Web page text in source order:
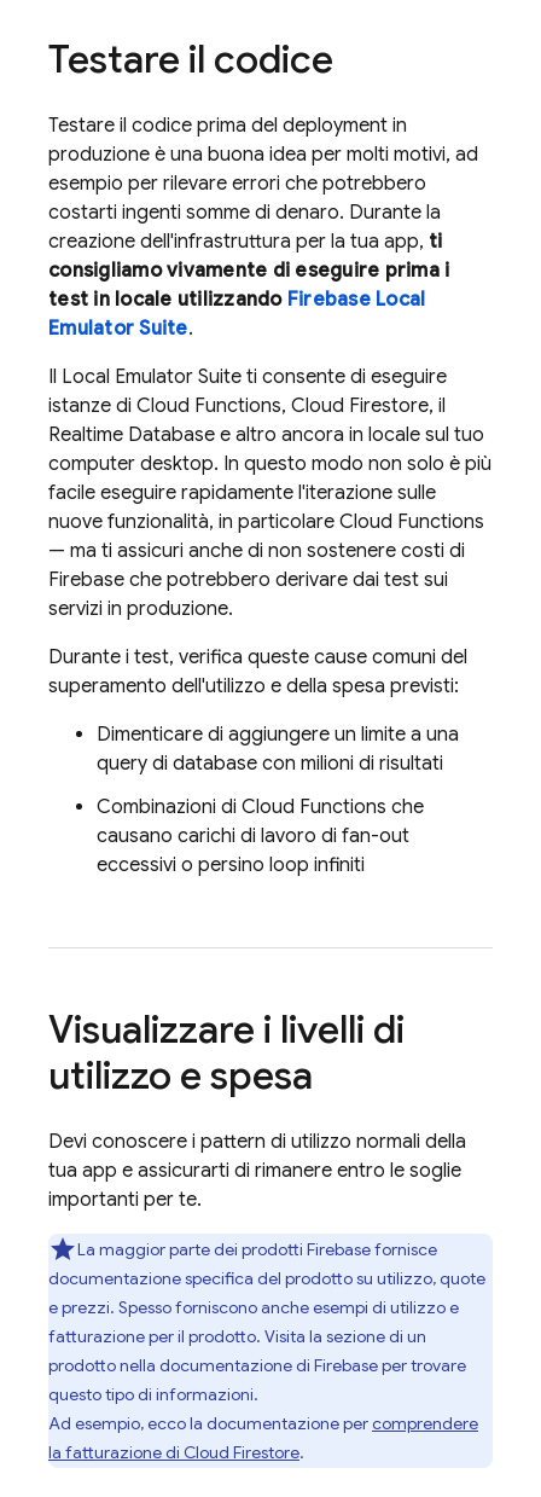
Testare il codice
Testare il codice prima del deployment in
produzione è una buona idea per molti motivi, ad
esempio per rilevare errori che potrebbero
costarti ingenti somme di denaro. Durante la
creazione dell'infrastruttura per la tua app, ti
consigliamo vivamente di eseguire prima i
test in locale utilizzando Firebase Local
Emulator Suite.
Il Local Emulator Suite ti consente di eseguire
istanze di Cloud Functions, Cloud Firestore, il
Realtime Database e altro ancora in locale sul tuo
computer desktop. In questo modo non solo è più
facile eseguire rapidamente l'iterazione sulle
nuove funzionalità, in particolare Cloud Functions
— ma ti assicuri anche di non sostenere costi di
Firebase che potrebbero derivare dai test sui
servizi in produzione.
Durante i test, verifica queste cause comuni del
superamento dell'utilizzo e della spesa previsti:
Dimenticare di aggiungere un limite a una
query di database con milioni di risultati
Combinazioni di Cloud Functions che
causano carichi di lavoro di fan-out
eccessivi o persino loop infiniti
Visualizzare i livelli di
utilizzo e spesa
Devi conoscere i pattern di utilizzo normali della
tua app e assicurarti di rimanere entro le soglie
importanti per te.
La maggior parte dei prodotti Firebase fornisce
documentazione specifica del prodotto su utilizzo, quote
e prezzi. Spesso forniscono anche esempi di utilizzo e
fatturazione per il prodotto. Visita la sezione di un
prodotto nella documentazione di Firebase per trovare
questo tipo di informazioni.
Ad esempio, ecco la documentazione percomprendere
la fatturazione di Cloud Firestore.